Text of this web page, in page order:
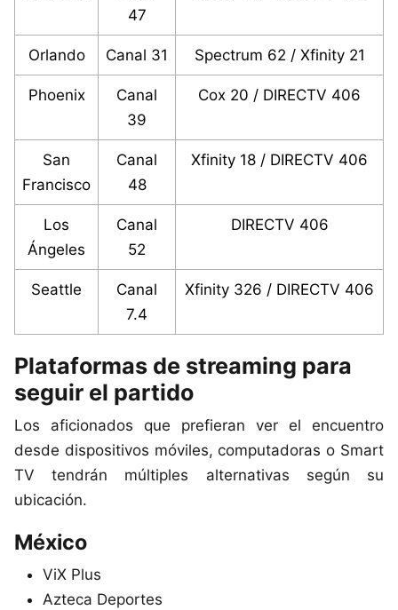
47
Orlando Canal 31 Spectrum 62 / Xfinity 21
Phoenix
Canal
39
Cox 20 / DIRECTV 406
San
Francisco
Canal
48
Xfinity 18 / DIRECTV 406
Los
Ángeles
Canal
52
DIRECTV 406
Seattle
Canal
7.4
Xfinity 326 / DIRECTV 406
Plataformas de streaming para
seguir el partido
Los aficionados que prefieran ver el encuentro
desde dispositivos móviles, computadoras o Smart
TV tendrán múltiples alternativas según su
ubicación.
México
ViX Plus
Azteca Deportes